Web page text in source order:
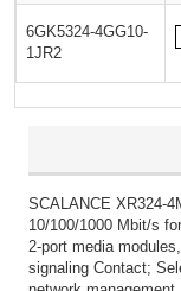
6GK5324-4GG10-
1JR2
SCALANCE XR324-
10/100/1000 Mbit/s
2-port media
signaling Contact;